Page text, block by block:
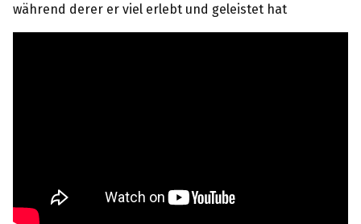
während derer er viel erlebt und geleistet hat